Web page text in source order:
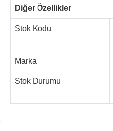
Diğer Özellikler
Stok Kodu
Marka
Stok Durumu